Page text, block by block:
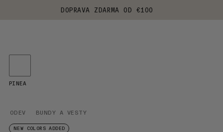
DOPRAVA ZDARMA OD €100
ODEV BUNDY A VESTY
NEW COLORS ADDED
PINEA